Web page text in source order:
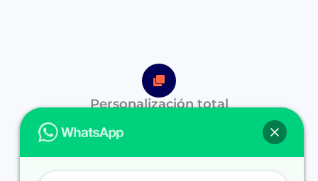
Personalización total
Agregue logo, datos de contacto y diseño
según su marca.